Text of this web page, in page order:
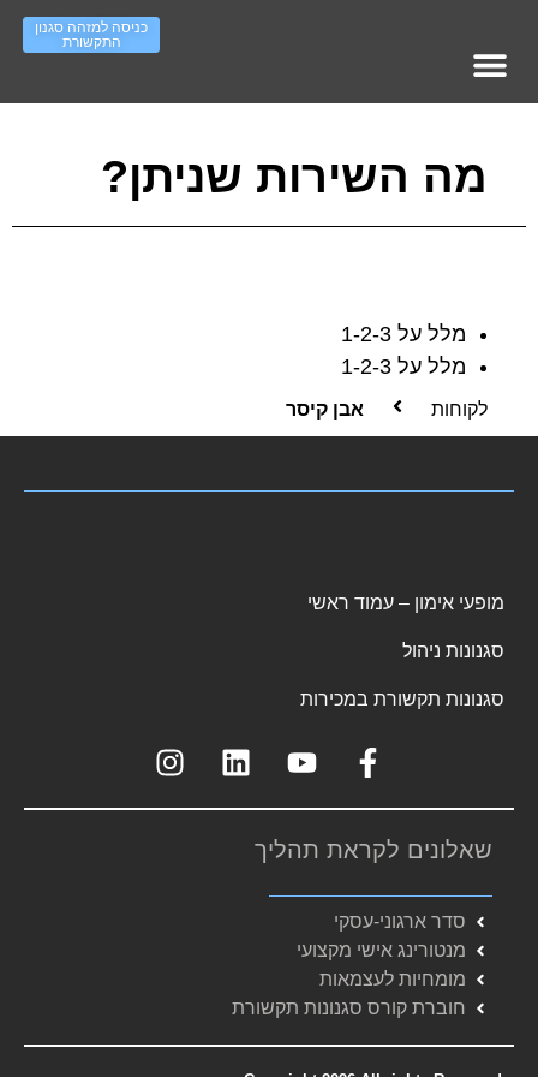
כניסה למזהה סגנון
התקשורת
מה השירות שניתן?
מלל על 1-2-3
מלל על 1-2-3
לקוחות אבן קיסר
מופעי אימון – עמוד ראשי
סגנונות ניהול
סגנונות תקשורת במכירות
שאלונים לקראת תהליך
סדר ארגוני-עסקי
מנטורינג אישי מקצועי
מומחיות לעצמאות
חוברת קורס סגנונות תקשורת